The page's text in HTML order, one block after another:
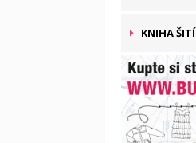
KNIHA ŠITÍ